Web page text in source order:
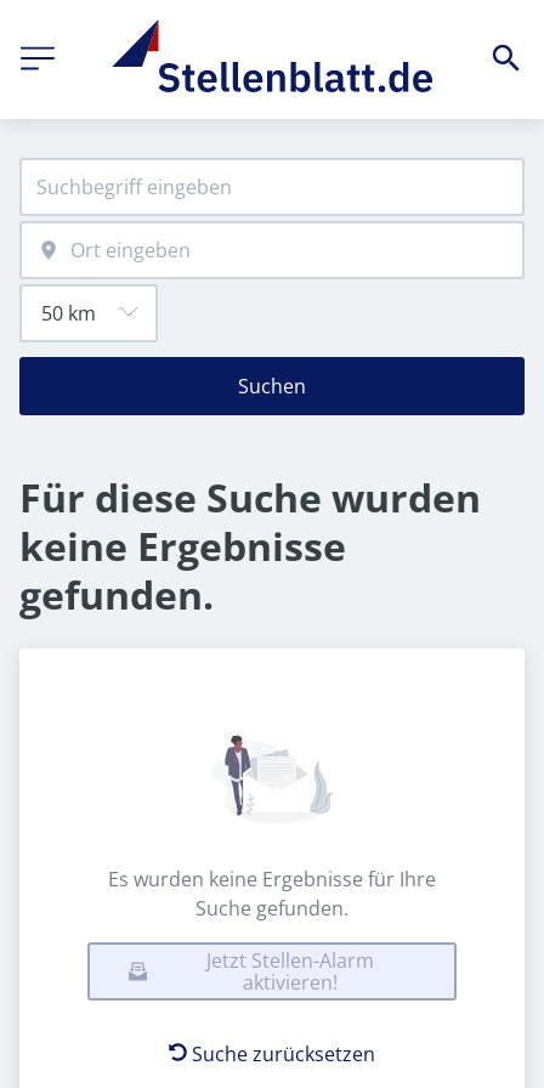
Suchen
Für diese Suche wurden
keine Ergebnisse
gefunden.
Es wurden keine Ergebnisse für Ihre
Suche gefunden.
Jetzt Stellen-Alarm
aktivieren!
Suche zurücksetzen